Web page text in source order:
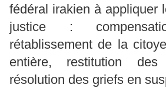
fédéral irakien à appliquer
justice :
rétablissement de la
entière, restitution
résolution des griefs en